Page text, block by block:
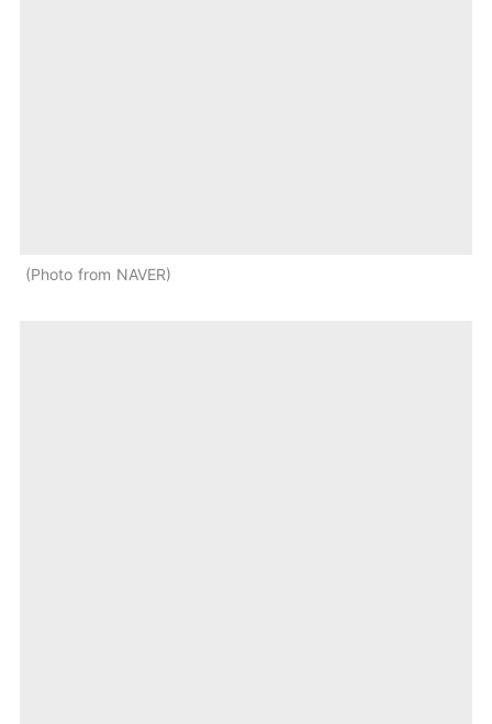
Photo from NAVER